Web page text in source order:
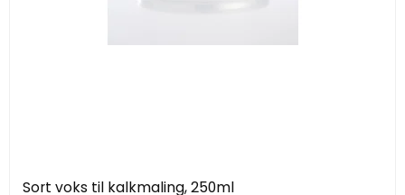
Sort voks til kalkmaling, 250ml